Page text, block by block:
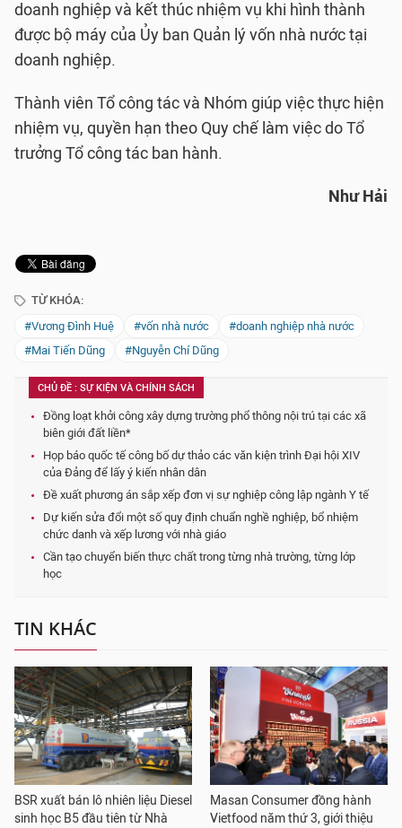
doanh nghiệp và kết thúc nhiệm vụ khi hình thành
được bộ máy của Ủy ban Quản lý vốn nhà nước tại
doanh nghiệp.
Thành viên Tổ công tác và Nhóm giúp việc thực hiện
nhiệm vụ, quyền hạn theo Quy chế làm việc do Tổ
trưởng Tổ công tác ban hành.
Như Hải
TỪ KHÓA:
#Vương Đình Huệ
#vốn nhà nước
#doanh nghiệp nhà nước
#Mai Tiến Dũng
#Nguyễn Chí Dũng
CHỦ ĐỀ : SỰ KIỆN VÀ CHÍNH SÁCH
Đồng loạt khởi công xây dựng trường phổ thông nội trú tại các xã
biên giới đất liền*
Họp báo quốc tế công bố dự thảo các văn kiện trình Đại hội XIV
của Đảng để lấy ý kiến nhân dân
Đề xuất phương án sắp xếp đơn vị sự nghiệp công lập ngành Y tế
Dự kiến sửa đổi một số quy định chuẩn nghề nghiệp, bổ nhiệm
chức danh và xếp lương với nhà giáo
Cần tạo chuyển biến thực chất trong từng nhà trường, từng lớp
học
TIN KHÁC
BSR xuất bán lô nhiên liệu Diesel
sinh học B5 đầu tiên từ Nhà
Masan Consumer đồng hành
Vietfood năm thứ 3, giới thiệu